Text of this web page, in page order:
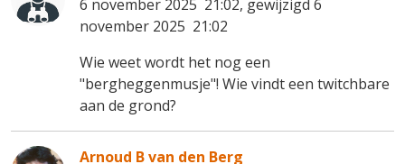
6 november 2025 21:02, gewijzigd 6
november 2025 21:02
Wie weet wordt het nog een
"bergheggenmusje"! Wie vindt een twitchbare
aan de grond?
Arnoud B van den Berg